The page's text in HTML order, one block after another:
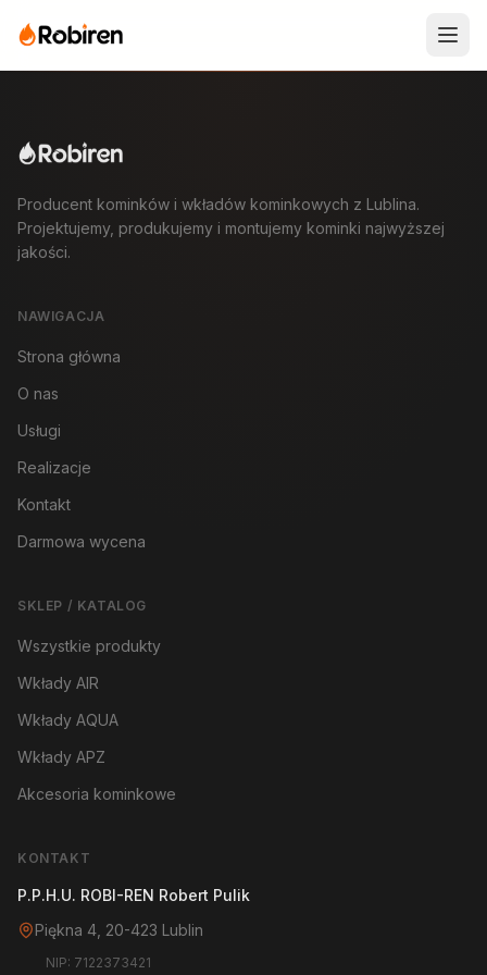
Producent kominków i wkładów kominkowych z Lublina.
Projektujemy, produkujemy i montujemy kominki najwyższej
jakości.
NAWIGACJA
Strona główna
O nas
Usługi
Realizacje
Kontakt
Darmowa wycena
SKLEP / KATALOG
Wszystkie produkty
Wkłady AIR
Wkłady AQUA
Wkłady APZ
Akcesoria kominkowe
KONTAKT
P.P.H.U. ROBI-REN Robert Pulik
Piękna 4, 20-423 Lublin
NIP: 7122373421